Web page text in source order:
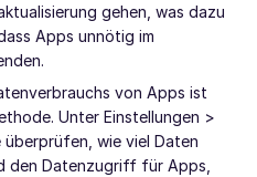
gehen, was dazu
Apps unnötig im
von Apps ist
Unter Einstellungen >
überprüfen, wie viel Daten
den Datenzugriff für Apps,